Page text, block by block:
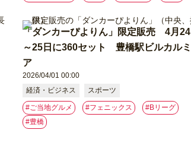
「ダンカーぴよりん」限定販売 4月24
～25日に360セット 豊橋駅ビルカルミ
ア
2026/04/01 00:00
経済・ビジネス
スポーツ
#ご当地グルメ #フェニックス
#Bリーグ
#豊橋